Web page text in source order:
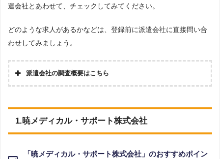
遣会社とあわせて、チェックしてみてください。
どのような求人があるかなどは、登録前に派遣会社に直接問い合
わせしてみましょう。
派遣会社の調査概要はこちら
調査対象とした派遣
検索し、検索結果に表示された10ページ内のWEBサイ
ト、ならびに検索結果に表示された100ページの公式
サイトを閲覧。そのサイトに記載されていた「『労働
者派遣事業許可』をもっている企業」で、かつ「医療
から厳選して抽出
1.暁メディカル・サポート株式会社
「暁メディカル・サポート株式会社」のおすすめポイン